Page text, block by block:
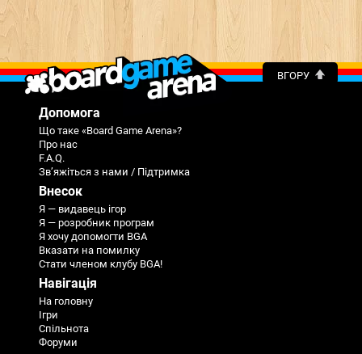
ВГОРУ
Допомога
Що таке «Board Game Arena»?
Про нас
F.A.Q.
Зв’яжіться з нами / Підтримка
Внесок
Я — видавець ігор
Я — розробник програм
Я хочу допомогти BGA
Вказати на помилку
Стати членом клубу BGA!
Навігація
На головну
Ігри
Спільнота
Форуми